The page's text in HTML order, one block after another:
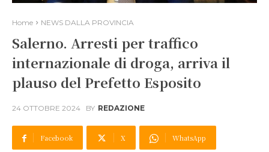
Home NEWS DALLA PROVINCIA
Salerno. Arresti per traffico
internazionale di droga, arriva il
plauso del Prefetto Esposito
24 OTTOBRE 2024 BY REDAZIONE
Facebook X WhatsApp